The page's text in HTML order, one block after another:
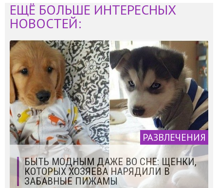
ЕЩЁ БОЛЬШЕ ИНТЕРЕСНЫХ
НОВОСТЕЙ:
РАЗВЛЕЧЕНИЯ
БЫТЬ МОДНЫМ ДАЖЕ ВО СНЕ: ЩЕНКИ,
КОТОРЫХ ХОЗЯЕВА НАРЯДИЛИ В
ЗАБАВНЫЕ ПИЖАМЫ